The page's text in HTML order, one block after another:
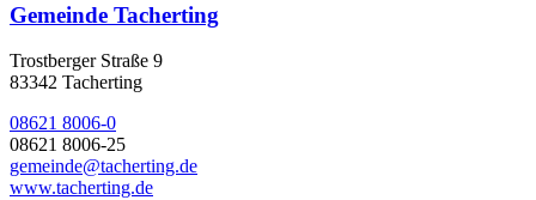
Gemeinde Tacherting
Trostberger Straße 9
83342 Tacherting
08621 8006-0
08621 8006-25
gemeinde@tacherting.de
www.tacherting.de